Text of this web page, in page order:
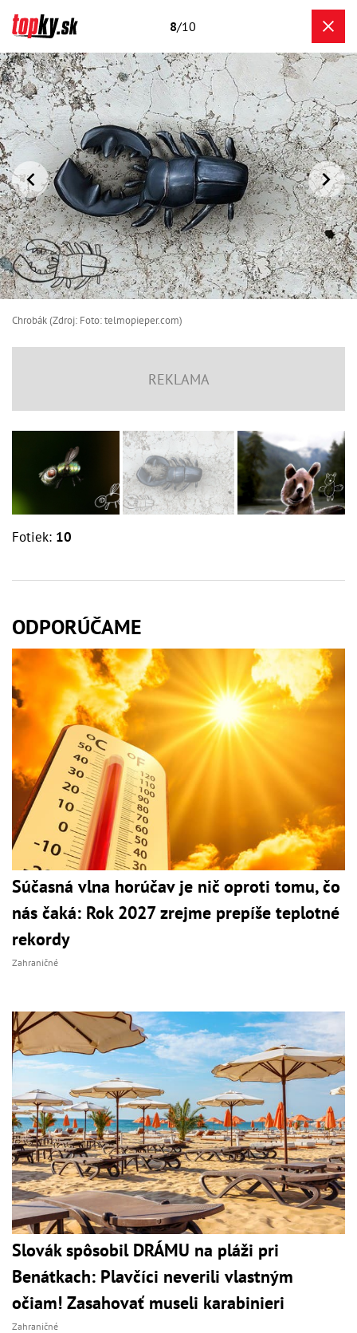
8/10
Chrobák (Zdroj: Foto: telmopieper.com)
Fotiek: 10
ODPORÚČAME
Súčasná vlna horúčav je nič oproti tomu, čo
nás čaká: Rok 2027 zrejme prepíše teplotné
rekordy
Zahraničné
Slovák spôsobil DRÁMU na pláži pri
Benátkach: Plavčíci neverili vlastným
očiam! Zasahovať museli karabinieri
Zahraničné